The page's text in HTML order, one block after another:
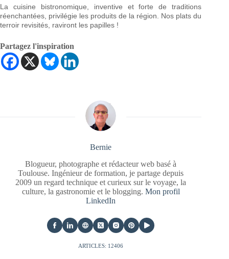
La cuisine bistronomique, inventive et forte de traditions
réenchantées, privilégie les produits de la région. Nos plats du
terroir revisités, raviront les papilles !
Partagez l'inspiration
Bernie
Blogueur, photographe et rédacteur web basé à
Toulouse. Ingénieur de formation, je partage depuis
2009 un regard technique et curieux sur le voyage, la
culture, la gastronomie et le blogging. Mon profil
LinkedIn
ARTICLES: 12406